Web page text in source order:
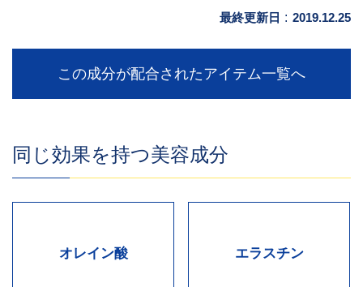
最終更新日 : 2019.12.25
この成分が配合されたアイテム一覧へ
同じ効果を持つ美容成分
オレイン酸 エラスチン